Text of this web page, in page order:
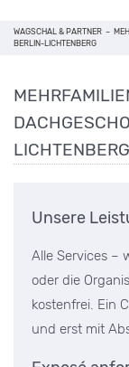
WAGSCHAL & PARTNER –
BERLIN-LICHTENBERG
LICHTENBERG
Unsere
Alle Services –
oder die
kostenfrei. Ein
und erst mit